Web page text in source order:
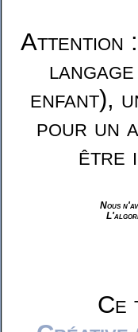
Attention :
enfant),
pour un
être
Nous
Ce